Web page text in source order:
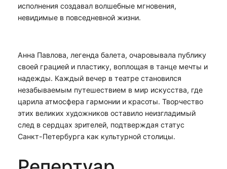
исполнения создавал волшебные мгновения,
невидимые в повседневной жизни.
Анна Павлова, легенда балета, очаровывала публику
своей грацией и пластику, воплощая в танце мечты и
надежды. Каждый вечер в театре становился
незабываемым путешествием в мир искусства, где
царила атмосфера гармонии и красоты. Творчество
этих великих художников оставило неизгладимый
след в сердцах зрителей, подтверждая статус
Санкт-Петербурга как культурной столицы.